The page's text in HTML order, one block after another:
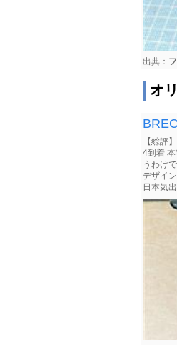
出典：
オ
【総評
4到着
うわけ
デザイ
日本気